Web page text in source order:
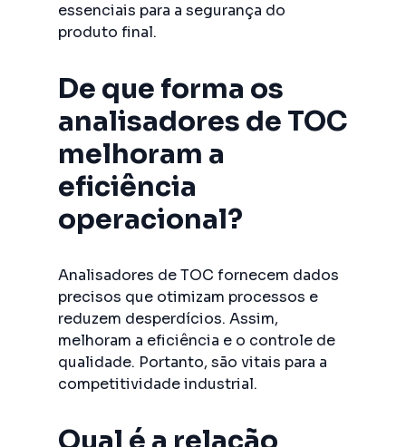
essenciais para a segurança do
produto final.
De que forma os
analisadores de TOC
melhoram a
eficiência
operacional?
Analisadores de TOC fornecem dados
precisos que otimizam processos e
reduzem desperdícios. Assim,
melhoram a eficiência e o controle de
qualidade. Portanto, são vitais para a
competitividade industrial.